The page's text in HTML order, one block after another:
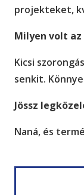
projekteket,
Milyen volt az
Kicsi
senkit.
Jössz
Naná, és